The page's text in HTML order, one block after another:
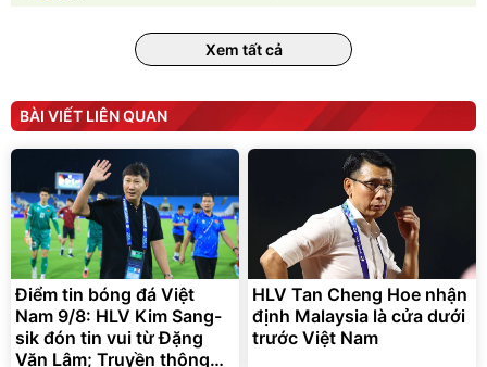
Xem tất cả
BÀI VIẾT LIÊN QUAN
Điểm tin bóng đá Việt
Nam 9/8: HLV Kim Sang-
sik đón tin vui từ Đặng
Văn Lâm; Truyền thông
HLV Tan Cheng Hoe nhận
định Malaysia là cửa dưới
trước Việt Nam